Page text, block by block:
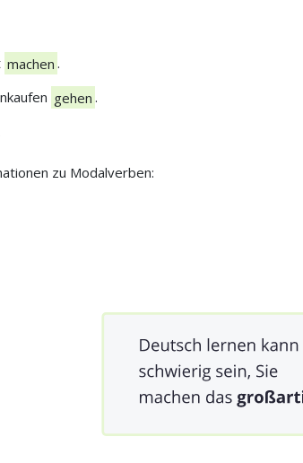
machen .
gehen .
zu Modalverben: